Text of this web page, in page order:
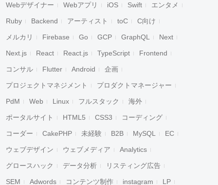
Webデザイナー Webアプリ iOS Swift エンタメ
Ruby Backend アーティスト toC C向け
メルカリ Firebase Go GCP GraphQL Next
Next.js React React.js TypeScript Frontend
コンサル Flutter Android 企画
プロジェクトマネジメント プロダクトマネージャー
PdM Web Linux フルスタック 海外
ポータルサイト HTML5 CSS3 コーディング
コーダー CakePHP 未経験 B2B MySQL EC
ウェブデザイン ウェブメディア Analytics
グロースハック データ分析 リスティング広告
SEM Adwords コンテンツ制作 instagram LP